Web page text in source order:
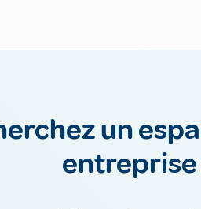
un
entreprise